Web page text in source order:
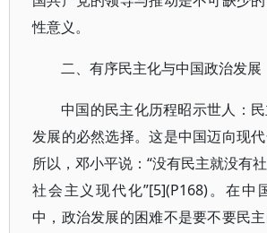
性意义。
二、有序民主化与中国政治发展
中国的民主化历程昭示世人：
发展的必然选择。这是中国迈向现代
所以，邓小平说：“没有民主就没有
社会主义现代化”[5](P168)。在中
中，政治发展的困难不是要不要民